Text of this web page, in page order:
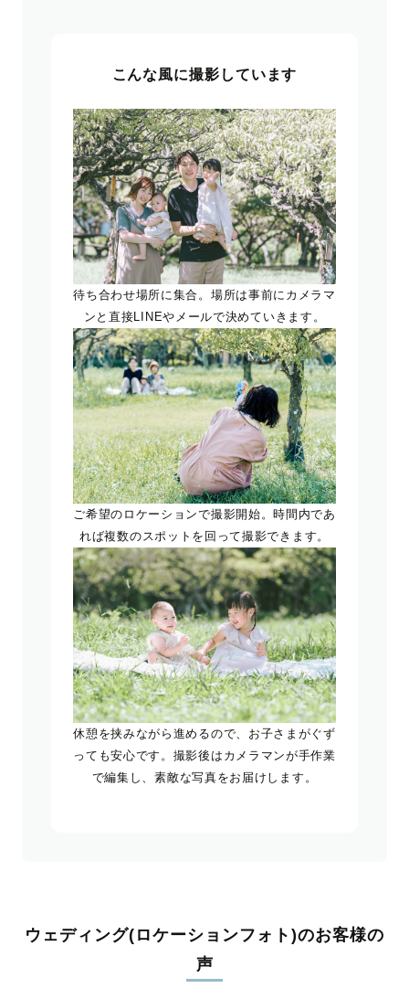
こんな風に撮影しています
待ち合わせ場所に集合。場所は事前にカメラマ
ンと直接LINEやメールで決めていきます。
ご希望のロケーションで撮影開始。時間内であ
れば複数のスポットを回って撮影できます。
休憩を挟みながら進めるので、お子さまがぐず
っても安心です。撮影後はカメラマンが手作業
で編集し、素敵な写真をお届けします。
ウェディング(ロケーションフォト)のお客様の
声